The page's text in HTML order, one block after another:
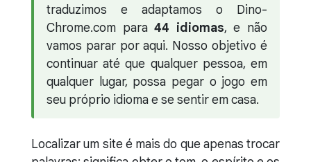
traduzimos e adaptamos o Dino-
Chrome.com para44 idiomas, e não
vamos parar por aqui. Nosso objetivo é
continuar até que qualquer pessoa, em
qualquer lugar, possa pegar o jogo em
seu próprio idioma e se sentir em casa.
Localizar um site é mais do que apenas trocar